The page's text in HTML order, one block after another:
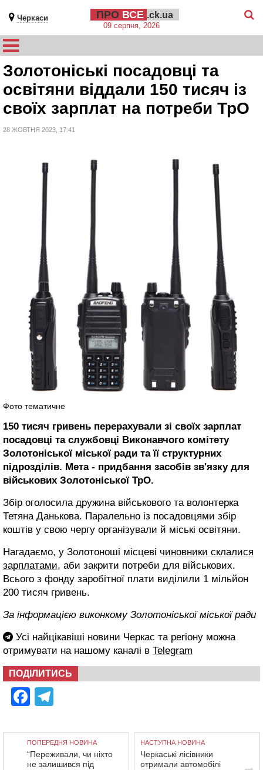
Черкаси ПРО ВСЕ .ck.ua
09 серпня, 2026
Золотоніські посадовці та
освітяни віддали 150 тисяч із
своїх зарплат на потреби ТрО
28 ЖОВТНЯ 2023, 17:41
Фото тематичне
150 тисяч гривень перерахували зі своїх зарплат
посадовці та службовці Виконавчого комітету
Золотоніської міської ради та її структурних
підрозділів. Мета - придбання засобів зв'язку для
військових Золотоніської ТрО.
Збір оголосила дружина військового та волонтерка
Тетяна Данькова. Паралельно із посадовцями збір
коштів у свою чергу організували й міські освітяни.
Нагадаємо, у Золотоноші місцеві чиновники склалися
зарплатами, аби закрити потреби для військових.
Всього з фонду заробітної плати виділили 1 мільйон
200 тисяч гривень.
За інформацією виконкому Золотоніської міської ради
Усі найцікавіші новини Черкас та регіону можна
отримувати на нашому каналі в Telegram
ПОДІЛИТИСЬ
Facebook
ПОПЕРЕДНЯ НОВИНА
“Переживали, чи ніхто
не залишився під
НАСТУПНА НОВИНА
Черкаські лісівники
отримали автомобілі